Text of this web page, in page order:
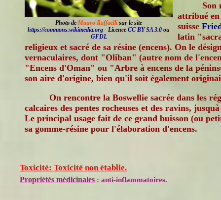
Photo de Mauro Raffaellisur le site
https://commons.wikimedia.org - Licence CC BY-SA 3.0 ou
GFDL
Son
attribué en
suisse
latin
religieux et sacré de sa résine (encens). On le
vernaculaires, dont "Oliban" (autre nom de
"Encens d'Oman" ou "Arbre à encens de la
son aire d'origine, bien qu'il soit également
On rencontre la Boswellie sacrée dans les
calcaires des pentes rocheuses et des ravins,
Le principal usage fait de ce grand buisson (ou
sa gomme-résine pour l'élaboration d'encens.
Toxicité: Toxicité non établie.
Propriétés médicinales : anti-inflammatoires.